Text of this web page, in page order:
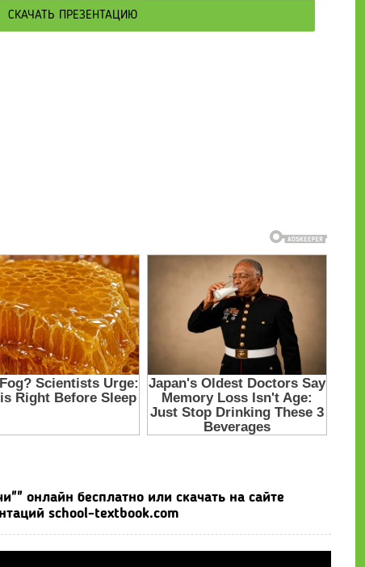
СКАЧАТЬ ПРЕЗЕНТАЦИЮ
онлайн бесплатно или скачать на сайте
school-textbook.com